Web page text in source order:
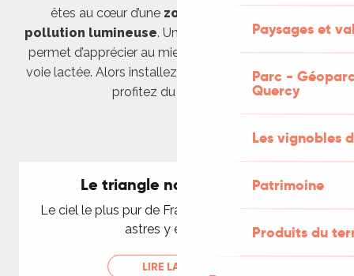
Paysages et
Parc -
Quercy
Les vignobles
Patrimoine
Produits du
êtes au cœur d’une zone préservée de la
pollution lumineuse. Un phénomène rare qui vous
permet d’apprécier au mieux les constellations et la
voie lactée. Alors installez-vous confortablement et
profitez du spectacle…
Le triangle noir du Quercy
Le ciel le plus pur de France est ici et l’éclat des
astres y est total !
LIRE LA SUITE